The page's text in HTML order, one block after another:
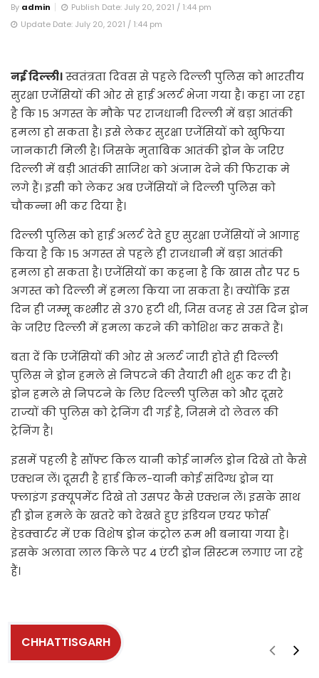
By admin
Publish Date: July 20, 2021 / 1:44 pm
Update Date: July 20, 2021 / 1:44 pm
नई दिल्ली।स्वतंत्रता दिवस से पहले दिल्ली पुलिस को भारतीय
सुरक्षा एजेंसियों की ओर से हाई अलर्ट भेजा गया है। कहा जा रहा
है कि 15 अगस्त के मौके पर राजधानी दिल्ली में बड़ा आतंकी
हमला हो सकता है। इसे लेकर सुरक्षा एजेंसियों को खुफिया
जानकारी मिली है। जिसके मुताबिक आतंकी ड्रोन के जरिए
दिल्ली में बड़ी आतंकी साजिश को अंजाम देने की फिराक मे
लगे हैं। इसी को लेकर अब एजेंसियों ने दिल्ली पुलिस को
चौकन्ना भी कर दिया है।
दिल्ली पुलिस को हाई अलर्ट देते हुए सुरक्षा एजेंसियों ने आगाह
किया है कि 15 अगस्त से पहले ही राजधानी में बड़ा आतंकी
हमला हो सकता है। एजेंसियों का कहना है कि खास तौर पर 5
अगस्त को दिल्ली में हमला किया जा सकता है। क्योंकि इस
दिन ही जम्मू कश्मीर से 370 हटी थी, जिस वजह से उस दिन ड्रोन
के जरिए दिल्ली में हमला करने की कोशिश कर सकते हैं।
बता दें कि एजेंसियों की ओर से अलर्ट जारी होते ही दिल्ली
पुलिस ने ड्रोन हमले से निपटने की तैयारी भी शुरू कर दी है।
ड्रोन हमले से निपटने के लिए दिल्ली पुलिस को और दूसरे
राज्यों की पुलिस को ट्रेनिंग दी गई है, जिसमे दो लेवल की
ट्रेनिंग है।
इसमें पहली है सॉफ्ट किल यानी कोई नार्मल ड्रोन दिखे तो कैसे
एक्शन लें। दूसरी है हार्ड किल-यानी कोई संदिग्ध ड्रोन या
फ्लाइंग इक्यूपमेंट दिखे तो उसपर कैसे एक्शन लें। इसके साथ
ही ड्रोन हमले के खतरे को देखते हुए इंडियन एयर फोर्स
हेडक्वार्टर में एक विशेष ड्रोन कंट्रोल रूम भी बनाया गया है।
इसके अलावा लाल किले पर 4 एंटी ड्रोन सिस्टम लगाए जा रहे
हैं।
CHHATTISGARH